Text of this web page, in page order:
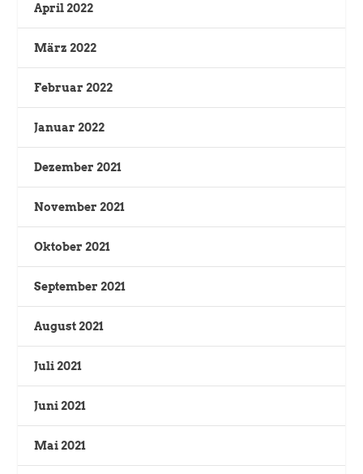
April 2022
März 2022
Februar 2022
Januar 2022
Dezember 2021
November 2021
Oktober 2021
September 2021
August 2021
Juli 2021
Juni 2021
Mai 2021